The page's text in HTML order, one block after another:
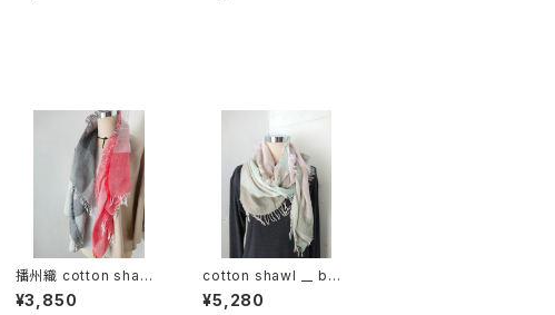
播州織 cotton shawl
__ block 120
¥3,850
cotton shawl __ bor
der 160 春霖w
¥5,280